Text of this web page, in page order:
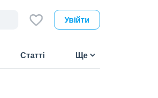
Увійти
Статті Ще